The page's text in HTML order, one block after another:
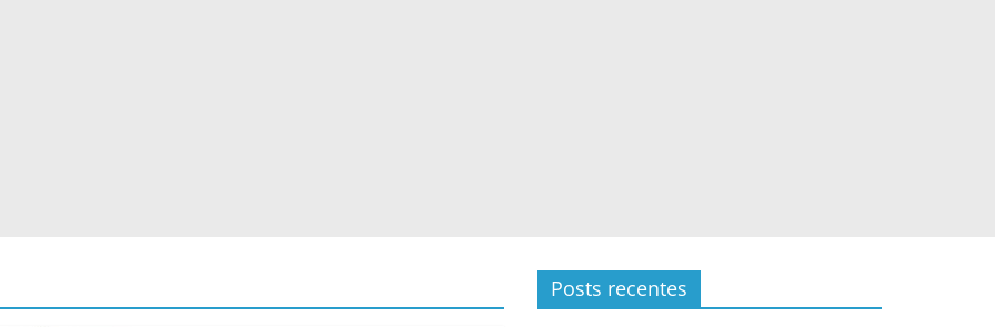
Posts recentes